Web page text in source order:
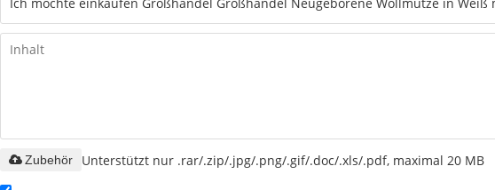
Unterstützt nur .rar/.zip/.jpg/.png/.gif/.doc/.xls/.pdf, maximal 20 MB
Zubehör